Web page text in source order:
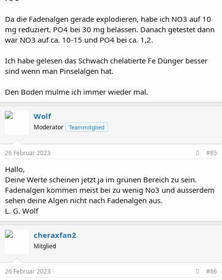
Da die Fadenalgen gerade explodieren, habe ich NO3 auf 10
mg reduziert. PO4 bei 30 mg belassen. Danach getestet dann
war NO3 auf ca. 10-15 und PO4 bei ca. 1,2.
Ich habe gelesen das Schwach chelatierte Fe Dünger besser
sind wenn man Pinselalgen hat.
Den Boden mulme ich immer wieder mal.
Wolf
Moderator Teammitglied
26 Februar 2023 #85
Hallo,
Deine Werte scheinen jetzt ja im grünen Bereich zu sein.
Fadenalgen kommen meist bei zu wenig No3 und ausserdem
sehen deine Algen nicht nach Fadenalgen aus.
L. G. Wolf
cheraxfan2
Mitglied
26 Februar 2023 #86